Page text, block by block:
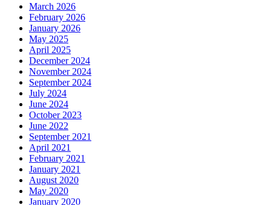
March 2026
February 2026
January 2026
May 2025
April 2025
December 2024
November 2024
September 2024
July 2024
June 2024
October 2023
June 2022
September 2021
April 2021
February 2021
January 2021
August 2020
May 2020
January 2020